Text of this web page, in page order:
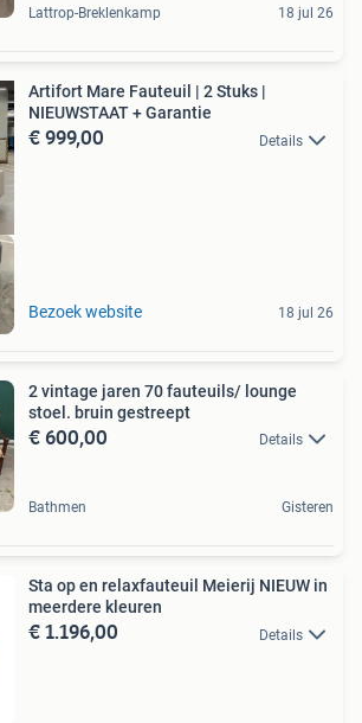
Lattrop-Breklenkamp 18 jul 26
Artifort Mare Fauteuil | 2 Stuks |
NIEUWSTAAT + Garantie
€ 999,00 Details
Bezoek website 18 jul 26
2 vintage jaren 70 fauteuils/ lounge
stoel. bruin gestreept
€ 600,00 Details
Bathmen Gisteren
Sta op en relaxfauteuil Meierij NIEUW in
meerdere kleuren
€ 1.196,00 Details